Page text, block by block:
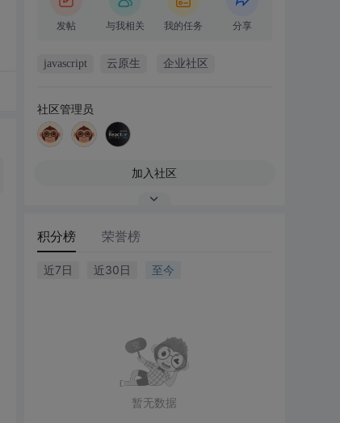
发帖 与我相关 我的任务 分享
javascript 云原生 企业社区
社区管理员
加入社区
积分榜 荣誉榜
近7日 近30日 至今
暂无数据